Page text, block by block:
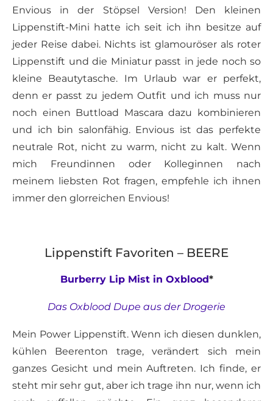
Envious in der Stöpsel Version! Den kleinen
Lippenstift-Mini hatte ich seit ich ihn besitze auf
jeder Reise dabei. Nichts ist glamouröser als roter
Lippenstift und die Miniatur passt in jede noch so
kleine Beautytasche. Im Urlaub war er perfekt,
denn er passt zu jedem Outfit und ich muss nur
noch einen Buttload Mascara dazu kombinieren
und ich bin salonfähig. Envious ist das perfekte
neutrale Rot, nicht zu warm, nicht zu kalt. Wenn
mich Freundinnen oder Kolleginnen nach
meinem liebsten Rot fragen, empfehle ich ihnen
immer den glorreichen Envious!
Lippenstift Favoriten – BEERE
Burberry Lip Mist in Oxblood*
Das Oxblood Dupe aus der Drogerie
Mein Power Lippenstift. Wenn ich diesen dunklen,
kühlen Beerenton trage, verändert sich mein
ganzes Gesicht und mein Auftreten. Ich finde, er
steht mir sehr gut, aber ich trage ihn nur, wenn ich